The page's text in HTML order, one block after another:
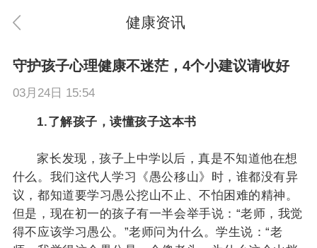
健康资讯
守护孩子心理健康不迷茫，4个小建议请收好
03月24日 15:54
1.了解孩子，读懂孩子这本书
家长发现，孩子上中学以后，真是不知道他在想
什么。我们这代人学习《愚公移山》时，谁都没有异
议，都知道要学习愚公挖山不止、不怕困难的精神。
但是，现在初一的孩子有一半会举手说：“老师，我觉
得不应该学习愚公。”老师问为什么。学生说：“老